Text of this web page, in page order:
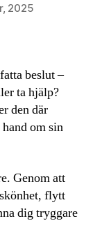
2025
beslut –
ta hjälp?
den där
om sin
Genom att
flytt
dig tryggare